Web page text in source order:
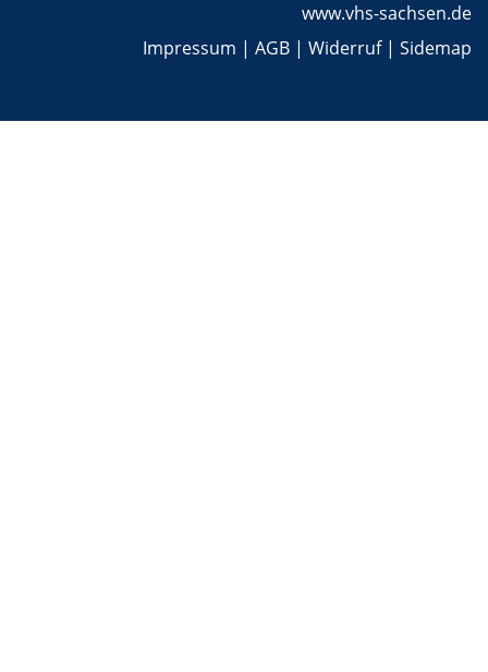
www.vhs-sachsen.de
Impressum | AGB | Widerruf| Sidemap